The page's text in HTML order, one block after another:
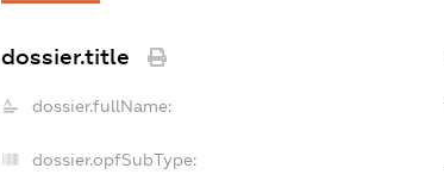
dossier.title
dossier.fullName:
dossier.opfSubType: